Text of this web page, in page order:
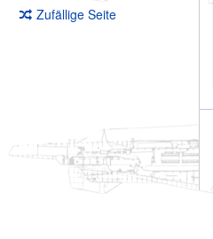
Zufällige Seite